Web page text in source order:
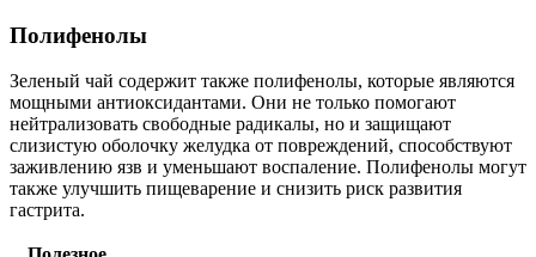
Полифенолы
Зеленый чай содержит также полифенолы, которые являются
мощными антиоксидантами. Они не только помогают
нейтрализовать свободные радикалы, но и защищают
слизистую оболочку желудка от повреждений, способствуют
заживлению язв и уменьшают воспаление. Полифенолы могут
также улучшить пищеварение и снизить риск развития
гастрита.